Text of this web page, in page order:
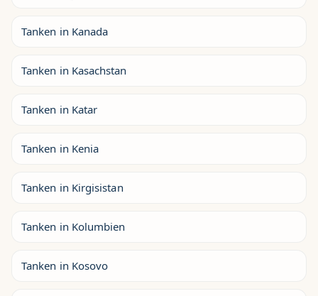
Tanken in Kanada
Tanken in Kasachstan
Tanken in Katar
Tanken in Kenia
Tanken in Kirgisistan
Tanken in Kolumbien
Tanken in Kosovo